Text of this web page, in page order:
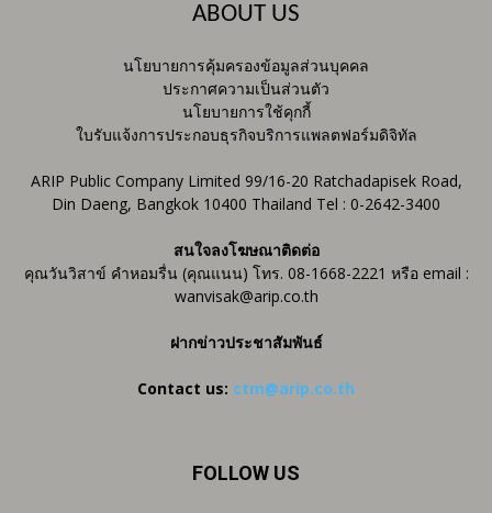
ABOUT US
นโยบายการคุ้มครองข้อมูลส่วนบุคคล
ประกาศความเป็นส่วนตัว
นโยบายการใช้คุกกี้
ใบรับแจ้งการประกอบธุรกิจบริการแพลตฟอร์มดิจิทัล
ARIP Public Company Limited 99/16-20 Ratchadapisek Road,
Din Daeng, Bangkok 10400 Thailand Tel : 0-2642-3400
สนใจลงโฆษณาติดต่อ
คุณวันวิสาข์ คำหอมรื่น (คุณแนน) โทร. 08-1668-2221 หรือ email :
wanvisak@arip.co.th
ฝากข่าวประชาสัมพันธ์
Contact us: ctm@arip.co.th
FOLLOW US